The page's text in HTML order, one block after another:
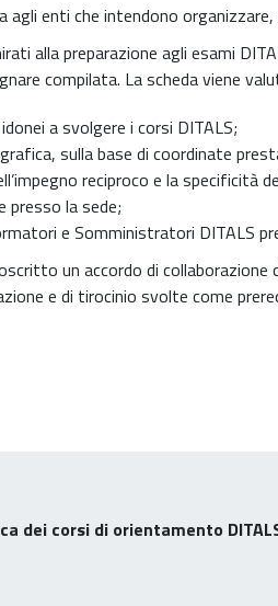
agli enti che intendono
alla preparazione agli esami
compilata. La scheda viene
a svolgere i corsi DITALS;
sulla base di coordinate
reciproco e la specificità
presso la sede;
e Somministratori DITALS
un accordo di collaborazione
e di tirocinio svolte come
dei corsi di orientamento